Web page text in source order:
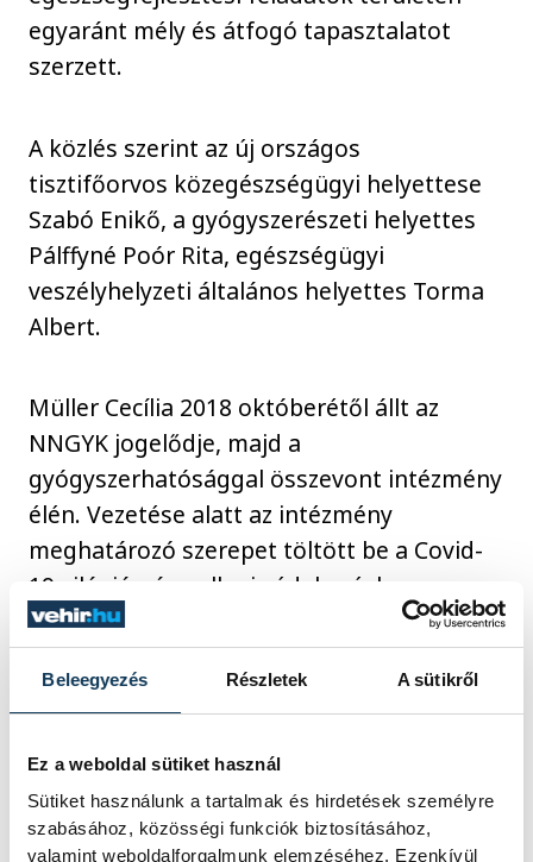
Beleegyezés Részletek A sütikről
Ez a weboldal sütiket használ
Sütiket használunk a tartalmak és hirdetések személyre
szabásához, közösségi funkciók biztosításához,
valamint weboldalforgalmunk elemzéséhez. Ezenkívül
egyaránt mély és átfogó tapasztalatot
szerzett.
A közlés szerint az új országos
tisztifőorvos közegészségügyi helyettese
Szabó Enikő, a gyógyszerészeti helyettes
Pálffyné Poór Rita, egészségügyi
veszélyhelyzeti általános helyettes Torma
Albert.
Müller Cecília 2018 októberétől állt az
NNGYK jogelődje, majd a
gyógyszerhatósággal összevont intézmény
élén. Vezetése alatt az intézmény
meghatározó szerepet töltött be a Covid-
19 világjárvány elleni védekezésben,
valamint számos közegészségügyi és
gyógyszerészeti fejlesztést koordinált.
Munkássága hozzájárult a
biztonságához, és hosszú távú hatást
gyakorolt az ágazatra. Müller Cecília
nyugállományba vonulása alkalmából